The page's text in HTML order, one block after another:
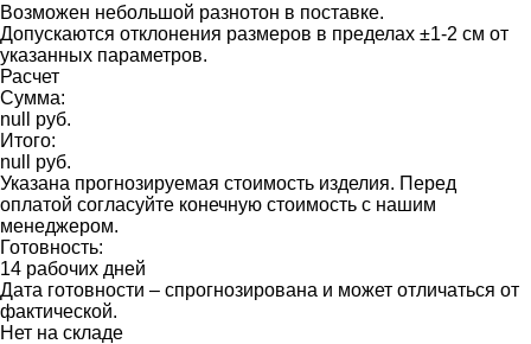
Возможен небольшой разнотон в поставке.
Допускаются отклонения размеров в пределах ±1-2 см от
указанных параметров.
Расчет
Сумма:
null руб.
Итого:
null руб.
Указана прогнозируемая стоимость изделия. Перед
оплатой согласуйте конечную стоимость с нашим
менеджером.
Готовность:
14 рабочих дней
Дата готовности – спрогнозирована и может отличаться от
фактической.
Нет на складе